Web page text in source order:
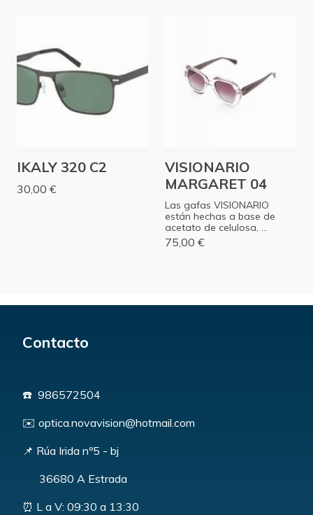
IKALY 320 C2
30,00 €
VISIONARIO
MARGARET 04
Las gafas VISIONARIO
están hechas a base de
acetato de celulosa, ...
75,00 €
Contacto
☎️ 986572504
✉️ optica.novavision@hotmail.com
📌 Rúa Irida nº5 - bj
36680 A Estrada
⏰ L a V: 09:30 a 13:30